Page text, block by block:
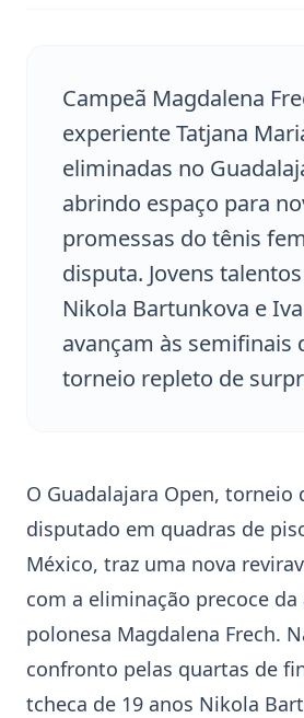
Campeã Magdalena
experiente Tatjana
eliminadas no
abrindo espaço para
promessas do tênis
disputa. Jovens
Nikola Bartunkova e Iva
avançam às semifinais
torneio repleto de
O Guadalajara Open, torneio
disputado em quadras de
México, traz uma nova
com a eliminação precoce
polonesa Magdalena Frech.
confronto pelas quartas de
tcheca de 19 anos Nikola